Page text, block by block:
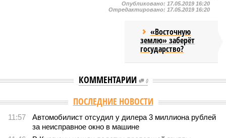
Опубликовано: 17.05.2019 16:20
Отредактировано: 17.05.2019 16:20
«Восточную
землю» заберёт
государство?
КОММЕНТАРИИ 0
Версия //Украина //Киев перешёл к террору гражданских, пора давать
3
Мочить в сортире